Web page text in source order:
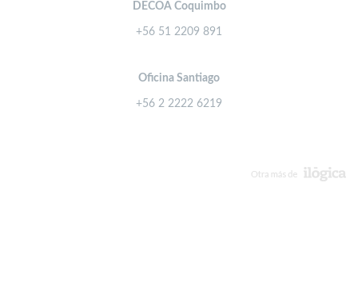
DECOA Coquimbo
+56 51 2209 891
Oficina Santiago
+56 2 2222 6219